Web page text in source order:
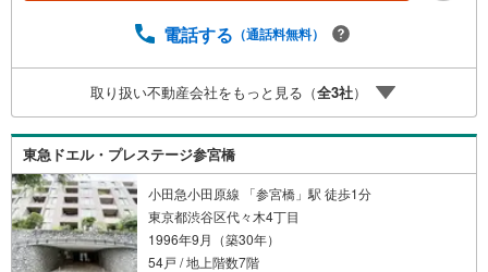
予約をする」ボタンからお問い合わせください。※必ずYah
スライトは出金と譲渡はできません。ご案内・詳細な資料
のご請求はお気軽にどうぞ♪お電話でのお問い合わせも常
時受け付けております！お気軽にお問い合わせください。
電話する （通話料無料）
取り扱い不動産会社をもっと見る（全3社）
東急ドエル・プレステージ参宮橋
小田急小田原線 「参宮橋」駅 徒歩1分
東京都渋谷区代々木4丁目
1996年9月（築30年）
54戸 / 地上階数7階